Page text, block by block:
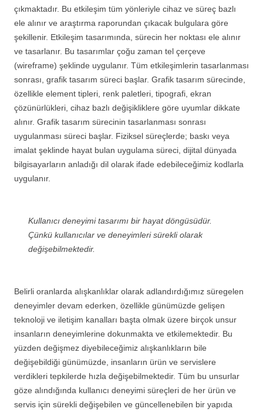
çıkmaktadır. Bu etkileşim tüm yönleriyle cihaz ve süreç bazlı
ele alınır ve araştırma raporundan çıkacak bulgulara göre
şekillenir. Etkileşim tasarımında, sürecin her noktası ele alınır
ve tasarlanır. Bu tasarımlar çoğu zaman tel çerçeve
(wireframe) şeklinde uygulanır. Tüm etkileşimlerin tasarlanması
sonrası, grafik tasarım süreci başlar. Grafik tasarım sürecinde,
özellikle element tipleri, renk paletleri, tipografi, ekran
çözünürlükleri, cihaz bazlı değişikliklere göre uyumlar dikkate
alınır. Grafik tasarım sürecinin tasarlanması sonrası
uygulanması süreci başlar. Fiziksel süreçlerde; baskı veya
imalat şeklinde hayat bulan uygulama süreci, dijital dünyada
bilgisayarların anladığı dil olarak ifade edebileceğimiz kodlarla
uygulanır.
Kullanıcı deneyimi tasarımı bir hayat döngüsüdür.
Çünkü kullanıcılar ve deneyimleri sürekli olarak
değişebilmektedir.
Belirli oranlarda alışkanlıklar olarak adlandırdığımız süregelen
deneyimler devam ederken, özellikle günümüzde gelişen
teknoloji ve iletişim kanalları başta olmak üzere birçok unsur
insanların deneyimlerine dokunmakta ve etkilemektedir. Bu
yüzden değişmez diyebileceğimiz alışkanlıkların bile
değişebildiği günümüzde, insanların ürün ve servislere
verdikleri tepkilerde hızla değişebilmektedir. Tüm bu unsurlar
göze alındığında kullanıcı deneyimi süreçleri de her ürün ve
servis için sürekli değişebilen ve güncellenebilen bir yapıda